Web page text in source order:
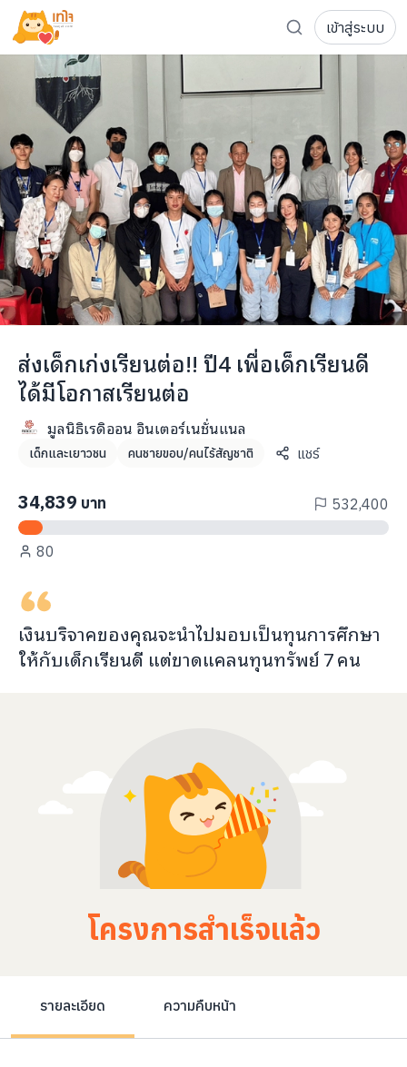
รู้จักเทใจ
โครงการ
เกี่ยวกับเรา
ความเคลื่อนไหว
ผู้บริจาค
การลดหย่อนภาษี
แฟนคลับศิลปิน
FAQ ผู้บริจาค
เจ้าของโครงการ
ส่งโครงการ
FAQ เจ้าของโครงการ
ติดต่อเรา
098-615-5885
ภาษา: ไทย ENG
เข้าสู่ระบบ
ส่งเด็กเก่งเรียนต่อ!! ปี4 เพื่อเด็กเรียนดี
ได้มีโอกาสเรียนต่อ
มูลนิธิเรดิออน อินเตอร์เนชั่นแนล
เด็กและเยาวชน คนชายขอบ/คนไร้สัญชาติ แชร์
34,839 บาท 532,400
80
เงินบริจาคของคุณจะนำไปมอบเป็นทุนการศึกษา
ให้กับเด็กเรียนดี แต่ขาดแคลนทุนทรัพย์7คน
โครงการสำเร็จแล้ว
รายละเอียด ความคืบหน้า